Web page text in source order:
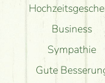
Business
Sympathie
Gute